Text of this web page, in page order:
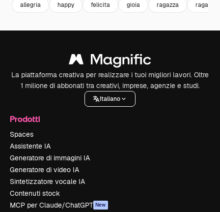
allegria happy felicita gioia ragazza ragazza
La piattaforma creativa per realizzare i tuoi migliori lavori. Oltre
1 milione di abbonati tra creativi, imprese, agenzie e studi.
Italiano
Prodotti
Spaces
Assistente IA
Generatore di immagini IA
Generatore di video IA
Sintetizzatore vocale IA
Contenuti stock
MCP per Claude/ChatGPT New